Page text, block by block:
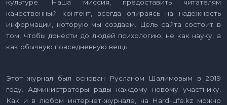
культуре. Наша миссия, предоставить читателям
качественный контент, всегда опираясь на надежность
информации, которую мы создаем. Цель сайта состоит в
том, чтобы донести до людей психологию, не как науку, а
как обычную повседневную вещь.
Этот журнал был основан Русланом Шалимовым в 2019
году. Администраторы рады каждому новому участнику.
Как и в любом интернет-журнале, на Hard-Life.kz можно